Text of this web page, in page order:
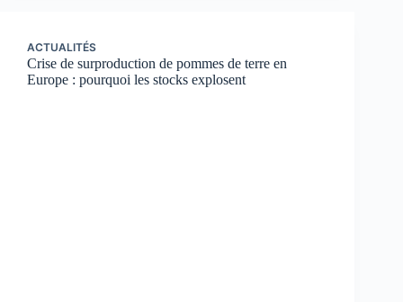
ACTUALITÉS
Crise de surproduction de pommes de terre en
Europe : pourquoi les stocks explosent